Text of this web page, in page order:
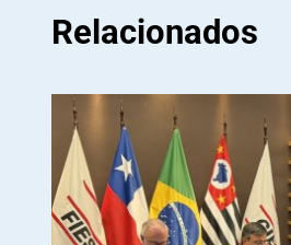
Relacionados